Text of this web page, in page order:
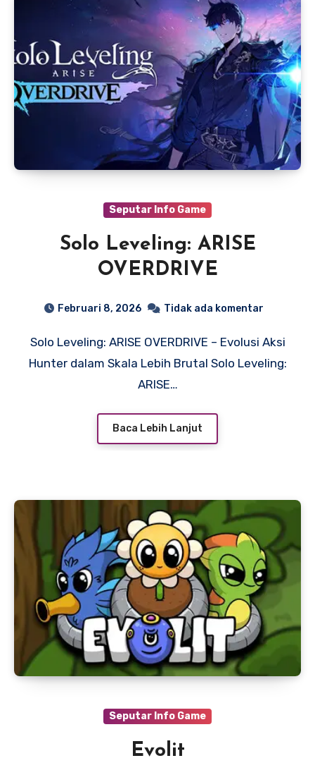
Seputar Info Game
Solo Leveling: ARISE
OVERDRIVE
Februari 8, 2026 Tidak ada komentar
Solo Leveling: ARISE OVERDRIVE – Evolusi Aksi
Hunter dalam Skala Lebih Brutal Solo Leveling:
ARISE…
Baca Lebih Lanjut
Seputar Info Game
Evolit